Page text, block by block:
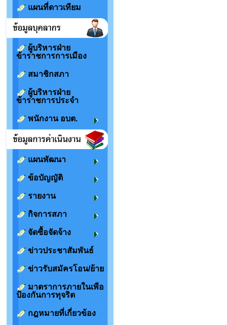
แผนที่ดาวเทียม
ผู้บริหารฝ่าย
ข้าราชการการเมือง
สมาชิกสภา
ผู้บริหารฝ่าย
ข้าราชการประจำ
พนักงาน อบต.
แผนพัฒนา
ข้อบัญญัติ
รายงาน
กิจการสภา
จัดซื้อจัดจ้าง
ข่าวประชาสัมพันธ์
ข่าวรับสมัครโอน/ย้าย
มาตราการภายในเพือ
ป้องกันการทุจริต
กฎหมายที่เกี่ยวข้อง